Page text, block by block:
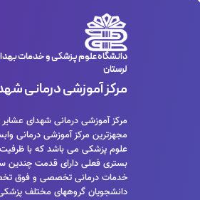
دانشگاه علوم پزشکی و خدمات
لرستان
مرکز آموزشی درمانی
مرکز آموزشی درمانی شهدای عشایر
مجهزترین مرکز آموزشی درمانی
بستری فعلی دارای قدمت چندین
خدمات درمانی تخصصی و فوق
دانشجویان گروههای مختلف